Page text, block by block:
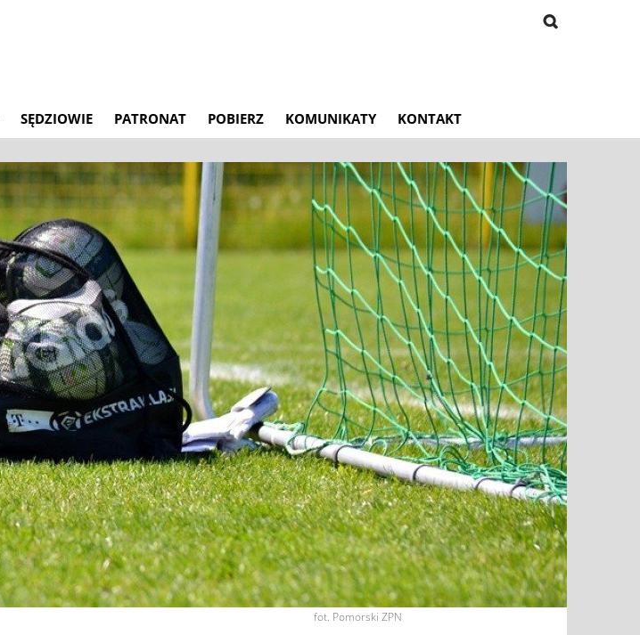
SĘDZIOWIE PATRONAT POBIERZ KOMUNIKATY KONTAKT
fot. Pomorski ZPN